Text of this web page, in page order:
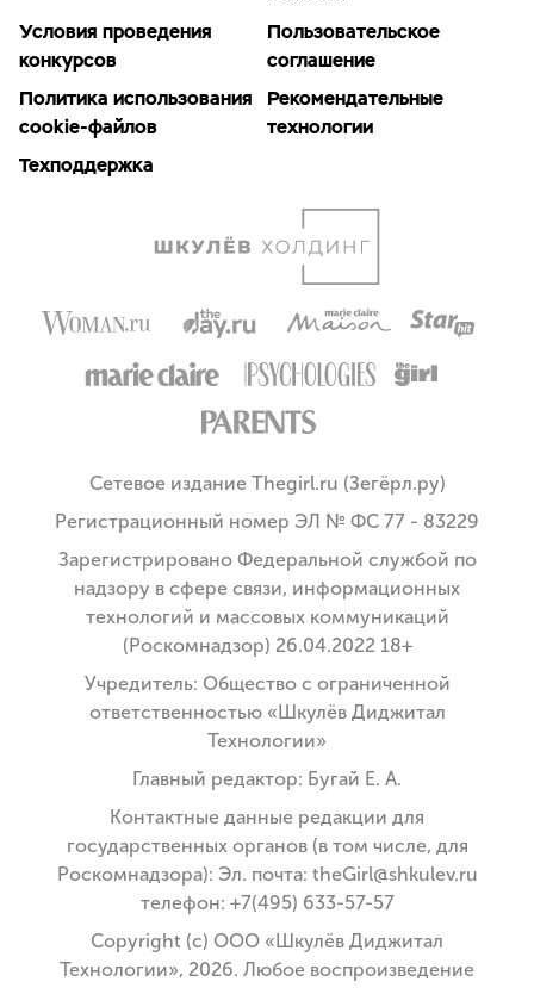
Условия проведения
конкурсов
Пользовательское
соглашение
Политика использования
cookie-файлов
Рекомендательные
технологии
Техподдержка
Сетевое издание Thegirl.ru (Зегёрл.ру)
Регистрационный номер ЭЛ № ФС 77 - 83229
Зарегистрировано Федеральной службой по
надзору в сфере связи, информационных
технологий и массовых коммуникаций
(Роскомнадзор) 26.04.2022 18+
Учредитель: Общество с ограниченной
ответственностью «Шкулёв Диджитал
Технологии»
Главный редактор: Бугай Е. А.
Контактные данные редакции для
государственных органов (в том числе, для
Роскомнадзора): Эл. почта: theGirl@shkulev.ru
телефон: +7(495) 633-57-57
Copyright (с) ООО «Шкулёв Диджитал
Технологии», 2026. Любое воспроизведение